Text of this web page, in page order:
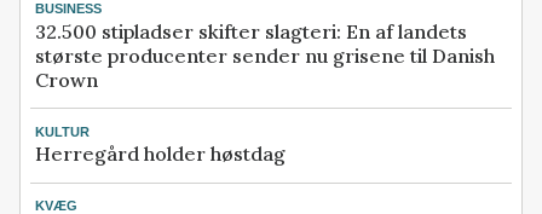
BUSINESS
32.500 stipladser skifter slagteri: En af landets
største producenter sender nu grisene til Danish
Crown
KULTUR
Herregård holder høstdag
KVÆG